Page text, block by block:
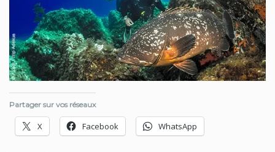
Partager sur vos réseaux
X Facebook WhatsApp